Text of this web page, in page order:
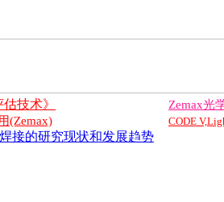
技术》 Zemax光
(Zemax) CODE
接的研究现状和发展趋势